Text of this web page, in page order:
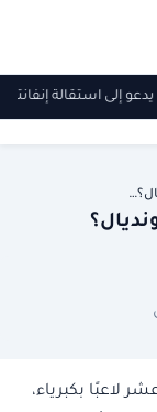
يدعو إلى استقالة
لاعبًا بكبرياء،